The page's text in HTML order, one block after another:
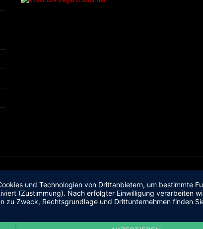
und Technologien von Drittanbietern, um bestimmte
(Zustimmung). Nach erfolgter Einwilligung verarbeiten
Zweck, Rechtsgrundlage und Drittunternehmen finden